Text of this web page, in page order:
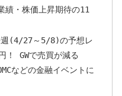
績・株価上昇期待の11
週(4/27～5/8)の予想レ
！ GWで売買が減る
などの金融イベントに